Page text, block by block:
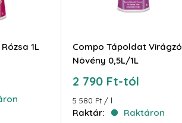
1L
Compo Tápoldat Virágzó
Növény 0,5L/1L
Akciós
2 790 Ft-tól
5 580 Ft / l
Raktár: Raktáron